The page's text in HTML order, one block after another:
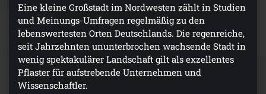
Eine kleine Großstadt im Nordwesten zählt in Studien
und Meinungs-Umfragen regelmäßig zu den
lebenswertesten Orten Deutschlands. Die regenreiche,
seit Jahrzehnten ununterbrochen wachsende Stadt in
wenig spektakulärer Landschaft gilt als exzellentes
Pflaster für aufstrebende Unternehmen und
Wissenschaftler.